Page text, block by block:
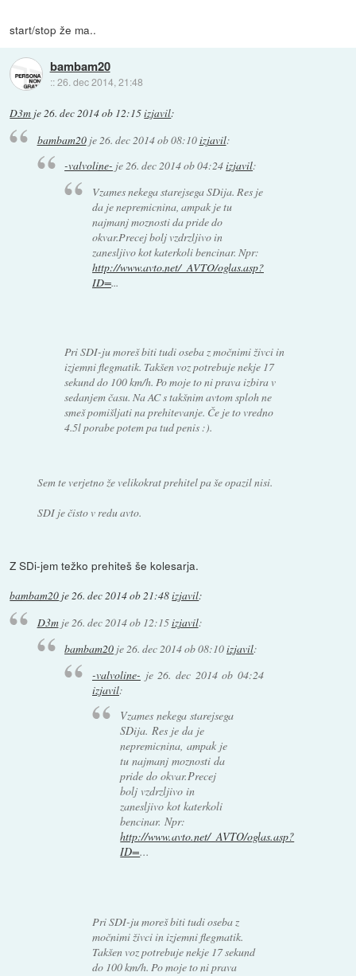
start/stop že ma..
bambam20
::26. dec 2014, 21:48
D3m je26. dec 2014 ob 12:15izjavil:
bambam20je 26. dec 2014 ob 08:10izjavil:
-valvoline- je26. dec 2014 ob 04:24izjavil:
Vzames nekega starejsega SDija. Res je
da je nepremicnina, ampak je tu
najmanj moznosti da pride do
okvar.Precej bolj vzdrzljivo in
zanesljivo kot katerkoli bencinar. Npr:
http://www.avto.net/_AVTO/oglas.asp?
ID=...
Pri SDI-ju moreš biti tudi oseba z močnimi živci in
izjemni flegmatik. Takšen voz potrebuje nekje 17
sekund do 100 km/h. Po moje to ni prava izbira v
sedanjem času. Na AC s takšnim avtom sploh ne
smeš pomišljati na prehitevanje. Če je to vredno
4.5l porabe potem pa tud penis :).
Sem te verjetno že velikokrat prehitel pa še opazil nisi.
SDI je čisto v redu avto.
Z SDi-jem težko prehiteš še kolesarja.
bambam20 je26. dec 2014 ob 21:48izjavil:
D3mje26. dec 2014 ob 12:15izjavil:
bambam20 je 26. dec 2014 ob 08:10izjavil:
-valvoline- je 26. dec 2014 ob 04:24
izjavil:
Vzames nekega starejsega
SDija. Res je da je
nepremicnina, ampak je
tu najmanj moznosti da
pride do okvar.Precej
bolj vzdrzljivo in
zanesljivo kot katerkoli
bencinar. Npr:
http://www.avto.net/_AVTO/oglas.asp?
ID=...
Pri SDI-ju moreš biti tudi oseba z
močnimi živci in izjemni flegmatik.
Takšen voz potrebuje nekje 17 sekund
do 100 km/h. Po moje to ni prava